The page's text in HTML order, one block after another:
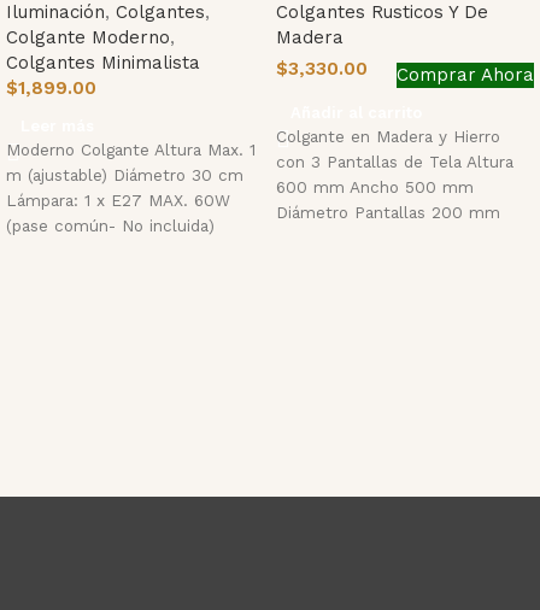
Iluminación, Colgantes,
Colgante Moderno,
Colgantes Minimalista
$1,899.00
Moderno Colgante Altura Max. 1
m (ajustable) Diámetro 30 cm
Lámpara: 1 x E27 MAX. 60W
(pase común- No incluida)
Colgantes Rusticos Y De
Madera
$3,330.00 Comprar Ahora
Colgante en Madera y Hierro
con 3 Pantallas de Tela Altura
600 mm Ancho 500 mm
Diámetro Pantallas 200 mm